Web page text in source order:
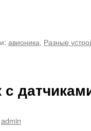
авионика, Разные
admin